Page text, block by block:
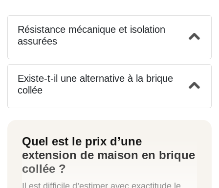
Résistance mécanique et isolation
assurées
Existe-t-il une alternative à la brique
collée
Quel est le prix d’une
extension de maison en brique
collée ?